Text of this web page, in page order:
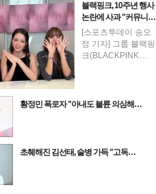
블랙핑크, 10주년 행사
논란에 사과 "커뮤니…
[스포츠투데이 송오
정 기자] 그룹 블랙핑
크(BLACKPINK…
황정민 폭로자 "아내도 불륜 의심해…
초췌해진 김선태, 술병 가득 "고독…